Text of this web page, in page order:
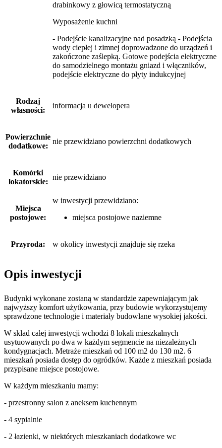
drabinkowy z głowicą termostatyczną
Wyposażenie kuchni
- Podejście kanalizacyjne nad posadzką - Podejścia
wody ciepłej i zimnej doprowadzone do urządzeń i
zakończone zaślepką. Gotowe podejścia elektryczne
do samodzielnego montażu gniazd i włączników,
podejście elektryczne do płyty indukcyjnej
Rodzaj
własności:
informacja u dewelopera
Powierzchnie
dodatkowe:
nie przewidziano powierzchni dodatkowych
Komórki
lokatorskie:
nie przewidziano
Miejsca
postojowe:
w inwestycji przewidziano:
miejsca postojowe naziemne
Przyroda: w okolicy inwestycji znajduje się rzeka
Opis inwestycji
Budynki wykonane zostaną w standardzie zapewniającym jak
najwyższy komfort użytkowania, przy budowie wykorzystujemy
sprawdzone technologie i materiały budowlane wysokiej jakości.
W skład całej inwestycji wchodzi 8 lokali mieszkalnych
usytuowanych po dwa w każdym segmencie na niezależnych
kondygnacjach. Metraże mieszkań od 100 m2 do 130 m2. 6
mieszkań posiada dostęp do ogródków. Każde z mieszkań posiada
przypisane miejsce postojowe.
W każdym mieszkaniu mamy:
- przestronny salon z aneksem kuchennym
- 4 sypialnie
- 2 łazienki, w niektórych mieszkaniach dodatkowe wc